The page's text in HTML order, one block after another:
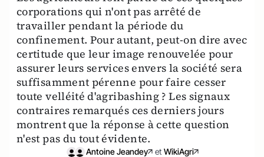
corporations qui n'ont pas arrêté de
travailler pendant la période du
confinement. Pour autant, peut-on dire avec
certitude que leur image renouvelée pour
assurer leurs services envers la société sera
suffisamment pérenne pour faire cesser
toute velléité d'agribashing ? Les signaux
contraires remarqués ces derniers jours
montrent que la réponse à cette question
n'est pas du tout évidente.
Antoine Jeandey et WikiAgri